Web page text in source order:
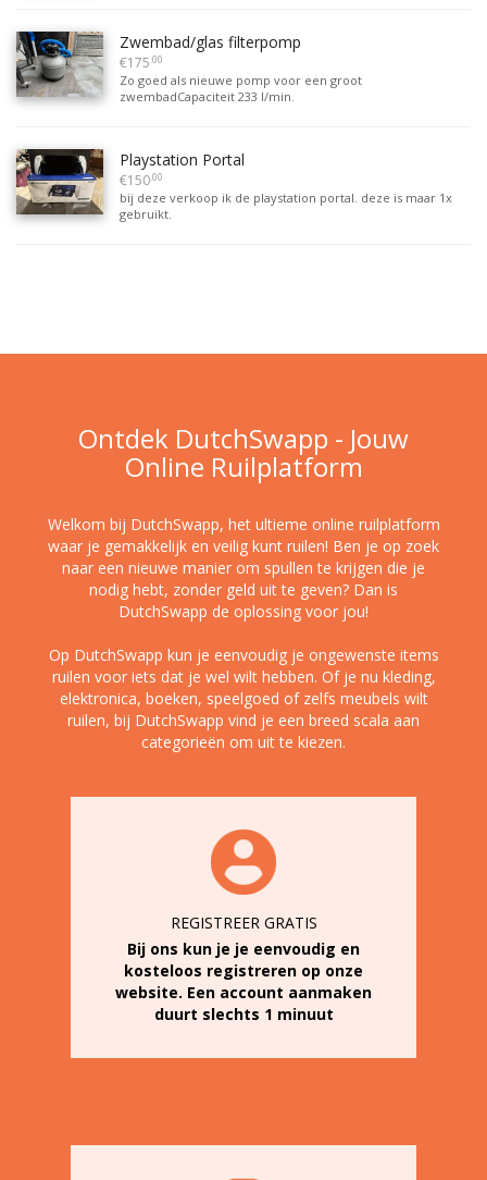
Zwembad/glas filterpomp
€175 .00
Zo goed als nieuwe pomp voor een groot
zwembadCapaciteit 233 l/min.
Playstation Portal
€150.00
bij deze verkoop ik de playstation portal. deze is maar 1x
gebruikt.
Ontdek DutchSwapp - Jouw
Online Ruilplatform
Welkom bij DutchSwapp, het ultieme online ruilplatform
waar je gemakkelijk en veilig kunt ruilen! Ben je op zoek
naar een nieuwe manier om spullen te krijgen die je
nodig hebt, zonder geld uit te geven? Dan is
DutchSwapp de oplossing voor jou!
Op DutchSwapp kun je eenvoudig je ongewenste items
ruilen voor iets dat je wel wilt hebben. Of je nu kleding,
elektronica, boeken, speelgoed of zelfs meubels wilt
ruilen, bij DutchSwapp vind je een breed scala aan
categorieën om uit te kiezen.
REGISTREER GRATIS
Bij ons kun je je eenvoudig en
kosteloos registreren op onze
website. Een account aanmaken
duurt slechts 1 minuut